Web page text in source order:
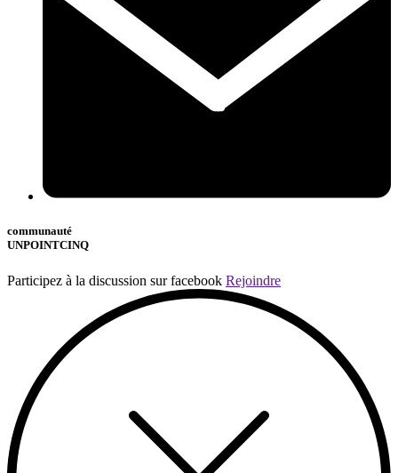
communauté
UNPOINTCINQ
Participez à la discussion sur facebook Rejoindre